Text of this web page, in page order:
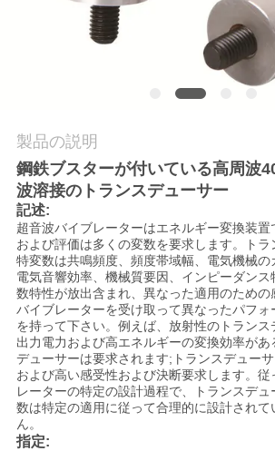
せ
ニ
ュ
ー
ス
ケ
ー
ス
製品の説明
鋼鉄ブスターが付いている高周波
波溶接のトランスデューサー
記述:
超音波バイブレーターはエネルギー変換装置
および評価は多くの変数を要求します。トラ
特変数は共鳴頻度、頻度帯域幅、電気機械の
電気音響効率、機械質要因、インピーダンス
数特性が放出含まれ、異なった適用のための
バイブレーターを受け取って異なったパフォ
を持って下さい。例えば、放射性のトランス
出力電力および高エネルギーの変換効率があ
デューサーは要求されます;トランスデュー
および高い感受性および決断要求します。
レーターの特定の設計過程で、トランスデ
数は特定の適用に従って合理的に設計され
ん。
指定: